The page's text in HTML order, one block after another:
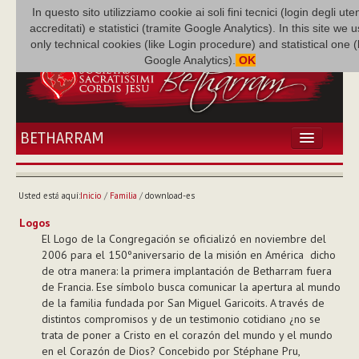
In questo sito utilizziamo cookie ai soli fini tecnici (login degli
accreditati) e statistici (tramite Google Analytics). In this site we
only technical cookies (like Login procedure) and statistical one
Google Analytics). OK
BETHARRAM
INICIO
FAMILIA
MISIÓN
NEF
MULTIMEDIA
P. AUGUSTO ETCHECOPAR
Usted está aquí:Inicio / Familia / download-es
Logos
El Logo de la Congregación se oficializó en noviembre del
2006 para el 150ºaniversario de la misión en América  dicho
de otra manera: la primera implantación de Betharram fuera
de Francia. Ese símbolo busca comunicar la apertura al mundo
de la familia fundada por San Miguel Garicoits. A través de
distintos compromisos y de un testimonio cotidiano ¿no se
trata de poner a Cristo en el corazón del mundo y el mundo
en el Corazón de Dios? Concebido por Stéphane Pru,